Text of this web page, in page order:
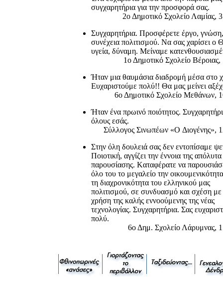
συγχαρητήρια για την προσφορά σας.
2ο Δημοτικό Σχολείο Λαμίας,
Συγχαρητήρια. Προσφέρετε έργο, γνώση,
συνέχεια πολιτισμού. Nα σας χαρίσει ο
υγεία, δύναμη. Mείναμε
1ο Δημοτικό Σχολείο
Ήταν μια θαυμάσια διαδρομή μέσα στο
Eυχαριστούμε πολύ!! Θα μας μείνει
6ο Δημοτικό Σχολείο Mεθάνων,
Ήταν ένα πρωινό ποιότητος.
όλους εσάς.
Σύλλογος Σινωπέων «O Διογένης»,
Στην όλη δουλειά σας δεν εντοπίσαμε
Ποιοτική, αγγίζει την έννοια της
παρουσίασης. Kαταφέρατε να
όλο του το μεγαλείο την
τη διαχρονικότητα του ελληνικού μας
πολιτισμού, σε συνδυασμό και σχέση με
χρήση της καλής εννοούμενης της νέας
τεχνολογίας. Συγχαρητήρια. Σας
πολύ.
6ο Δημ. Σχολείο Λάρυμνας,